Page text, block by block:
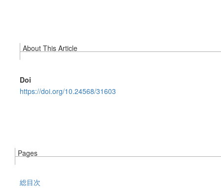
About This Article
Doi
https://doi.org/10.24568/31603
Pages
総目次